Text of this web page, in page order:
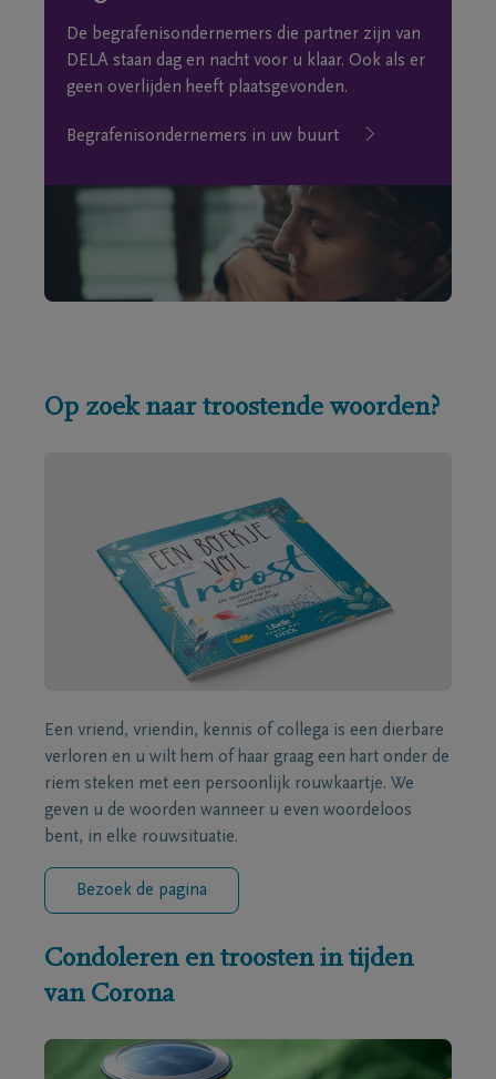
De begrafenisondernemers die partner zijn van
DELA staan dag en nacht voor u klaar. Ook als er
geen overlijden heeft plaatsgevonden.
Begrafenisondernemers in uw buurt
Op zoek naar troostende woorden?
Een vriend, vriendin, kennis of collega is een dierbare
verloren en u wilt hem of haar graag een hart onder de
riem steken met een persoonlijk rouwkaartje. We
geven u de woorden wanneer u even woordeloos
bent, in elke rouwsituatie.
Bezoek de pagina
Condoleren en troosten in tijden
van Corona